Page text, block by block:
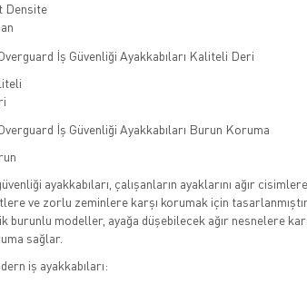
Densite
ayakkabıları, çalışanların ayaklarını ağır
ve zorlu zeminlere karşı korumak için
burunlu modeller, ayağa düşebilecek ağır nesnelere
sağlar.
iş ayakkabıları: